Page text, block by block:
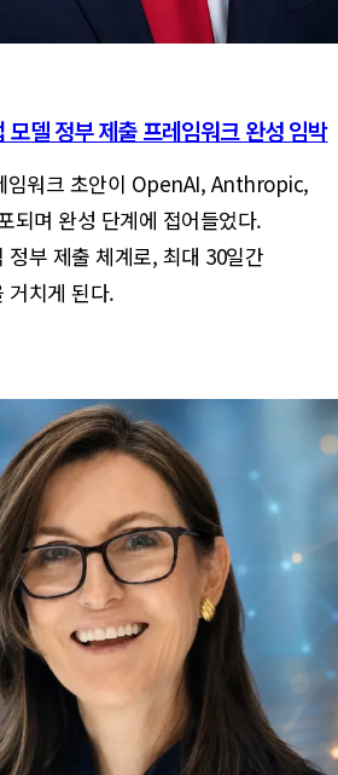
델 정부 제출 프레임워크 완성 임박
임워크 초안이 OpenAI, Anthropic,
되며 완성 단계에 접어들었다.
정부 제출 체계로, 최대 30일간
거치게 된다.